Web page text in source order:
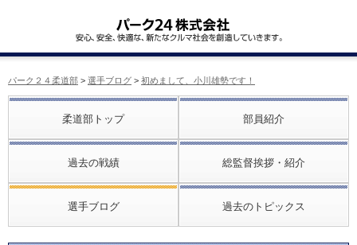
パーク２４柔道部 > 選手ブログ > 初めまして、小川雄勢です！
柔道部トップ 部員紹介
過去の戦績 総監督挨拶・紹介
選手ブログ 過去のトピックス